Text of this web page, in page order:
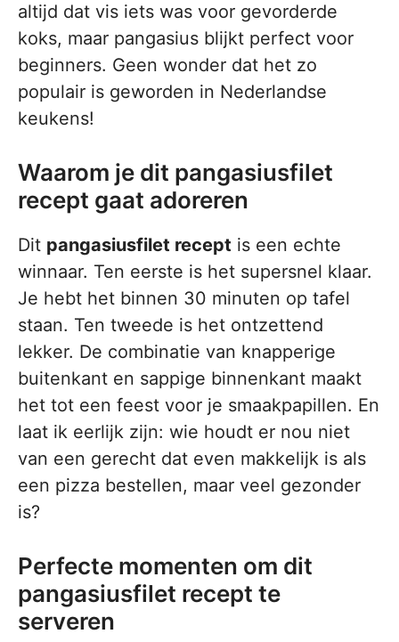
altijd dat vis iets was voor gevorderde
koks, maar pangasius blijkt perfect voor
beginners. Geen wonder dat het zo
populair is geworden in Nederlandse
keukens!
Waarom je dit pangasiusfilet
recept gaat adoreren
Dit pangasiusfilet recept is een echte
winnaar. Ten eerste is het supersnel klaar.
Je hebt het binnen 30 minuten op tafel
staan. Ten tweede is het ontzettend
lekker. De combinatie van knapperige
buitenkant en sappige binnenkant maakt
het tot een feest voor je smaakpapillen. En
laat ik eerlijk zijn: wie houdt er nou niet
van een gerecht dat even makkelijk is als
een pizza bestellen, maar veel gezonder
is?
Perfecte momenten om dit
pangasiusfilet recept te
serveren